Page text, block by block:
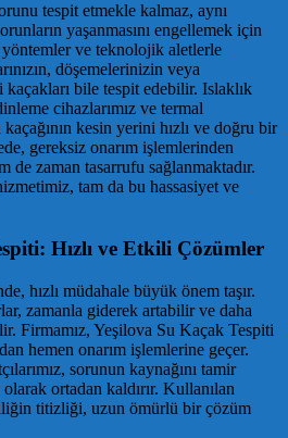
tespit etmekle kalmaz, aynı
yaşanmasını engellemek için
ve teknolojik aletlerle
döşemelerinizin veya
bile tespit edebilir. Islaklık
cihazlarımız ve termal
kaçağının kesin yerini hızlı ve doğru bir
gereksiz onarım işlemlerinden
de zaman tasarrufu sağlanmaktadır.
tam da bu hassasiyet ve
Hızlı ve Etkili Çözümler
hızlı müdahale büyük önem taşır.
zamanla giderek artabilir ve daha
Firmamız, Yeşilova Su Kaçak Tespiti
hemen onarım işlemlerine geçer.
sorunun kaynağını tamir
olarak ortadan kaldırır. Kullanılan
titizliği, uzun ömürlü bir çözüm